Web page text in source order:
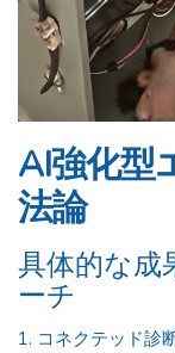
AI強化型
法論
具体的な成
ーチ
1. コネクテッド診